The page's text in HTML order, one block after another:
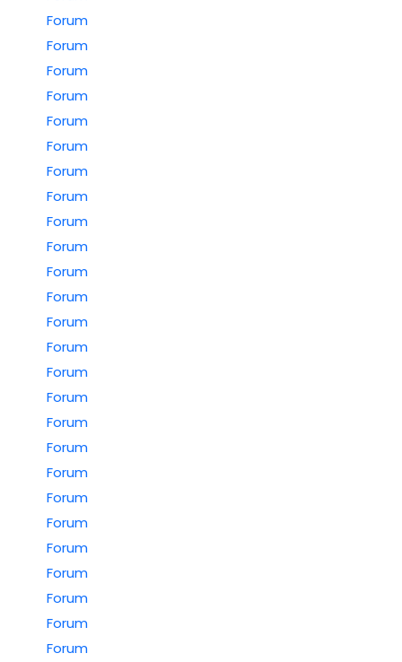
Forum
Forum
Forum
Forum
Forum
Forum
Forum
Forum
Forum
Forum
Forum
Forum
Forum
Forum
Forum
Forum
Forum
Forum
Forum
Forum
Forum
Forum
Forum
Forum
Forum
Forum